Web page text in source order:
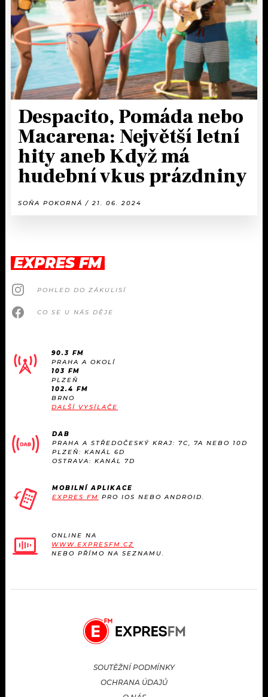
Despacito, Pomáda nebo
Macarena: Největší letní
hity aneb Když má
hudební vkus prázdniny
SOŇA POKORNÁ / 21. 06. 2024
EXPRES FM
POHLED DO ZÁKULISÍ
CO SE U NÁS DĚJE
90.3 FM
PRAHA A OKOLÍ
103 FM
PLZEŇ
102.4 FM
BRNO
DALŠÍ VYSÍLAČE
DAB
PRAHA A STŘEDOČESKÝ KRAJ: 7C, 7A NEBO 10D
PLZEŇ: KANÁL 6D
OSTRAVA: KANÁL 7D
MOBILNÍ APLIKACE
EXPRES FM PRO IOS NEBO ANDROID.
ONLINE NA
WWW.EXPRESFM.CZ
NEBO PŘÍMO NA SEZNAMU.
SOUTĚŽNÍ PODMÍNKY
OCHRANA ÚDAJŮ